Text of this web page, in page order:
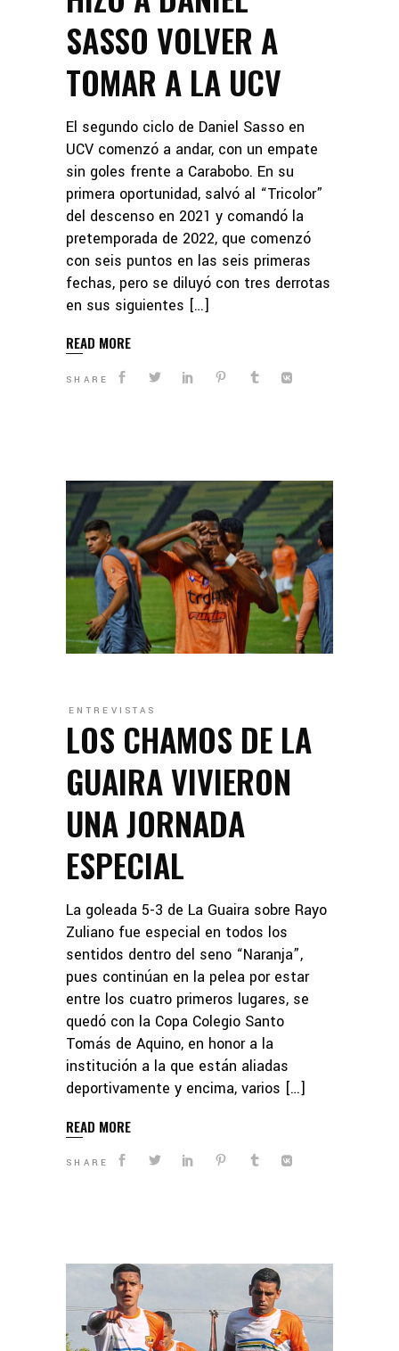
SASSO VOLVER A
TOMAR A LA UCV
El segundo ciclo de Daniel Sasso en
UCV comenzó a andar, con un empate
sin goles frente a Carabobo. En su
primera oportunidad, salvó al “Tricolor”
del descenso en 2021 y comandó la
pretemporada de 2022, que comenzó
con seis puntos en las seis primeras
fechas, pero se diluyó con tres derrotas
en sus siguientes […]
READ MORE
SHARE
ENTREVISTAS
LOS CHAMOS DE LA
GUAIRA VIVIERON
UNA JORNADA
ESPECIAL
La goleada 5-3 de La Guaira sobre Rayo
Zuliano fue especial en todos los
sentidos dentro del seno “Naranja”,
pues continúan en la pelea por estar
entre los cuatro primeros lugares, se
quedó con la Copa Colegio Santo
Tomás de Aquino, en honor a la
institución a la que están aliadas
deportivamente y encima, varios […]
READ MORE
SHARE